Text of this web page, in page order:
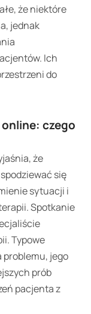
że niektóre
jednak
Ich
do
czego
że
się
sytuacji i
Spotkanie
Typowe
jego
prób
pacjenta z